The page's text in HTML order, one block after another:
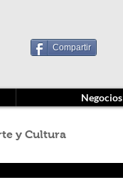
Compartir
y Cultura
Negocios